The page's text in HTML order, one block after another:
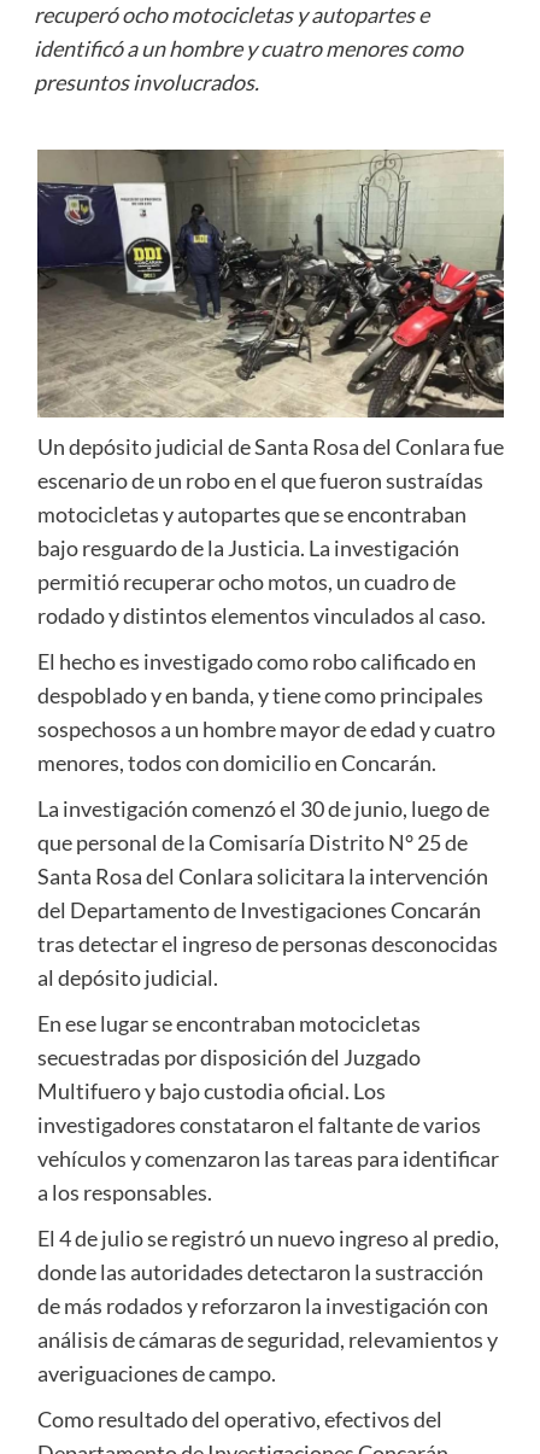
recuperó ocho motocicletas y autopartes e
identificó a un hombre y cuatro menores como
presuntos involucrados.
Un depósito judicial de Santa Rosa del Conlara fue
escenario de un robo en el que fueron sustraídas
motocicletas y autopartes que se encontraban
bajo resguardo de la Justicia. La investigación
permitió recuperar ocho motos, un cuadro de
rodado y distintos elementos vinculados al caso.
El hecho es investigado como robo calificado en
despoblado y en banda, y tiene como principales
sospechosos a un hombre mayor de edad y cuatro
menores, todos con domicilio en Concarán.
La investigación comenzó el 30 de junio, luego de
que personal de la Comisaría Distrito N° 25 de
Santa Rosa del Conlara solicitara la intervención
del Departamento de Investigaciones Concarán
tras detectar el ingreso de personas desconocidas
al depósito judicial.
En ese lugar se encontraban motocicletas
secuestradas por disposición del Juzgado
Multifuero y bajo custodia oficial. Los
investigadores constataron el faltante de varios
vehículos y comenzaron las tareas para identificar
a los responsables.
El 4 de julio se registró un nuevo ingreso al predio,
donde las autoridades detectaron la sustracción
de más rodados y reforzaron la investigación con
análisis de cámaras de seguridad, relevamientos y
averiguaciones de campo.
Como resultado del operativo, efectivos del